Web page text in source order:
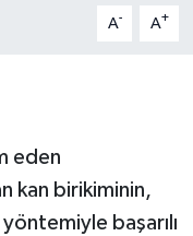
A- A+
eden
kan birikiminin,
başarılı